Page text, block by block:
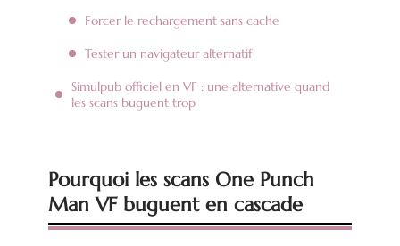
Forcer le rechargement sans cache
Tester un navigateur alternatif
Simulpub officiel en VF : une alternative quand
les scans buguent trop
Pourquoi les scans One Punch
Man VF buguent en cascade